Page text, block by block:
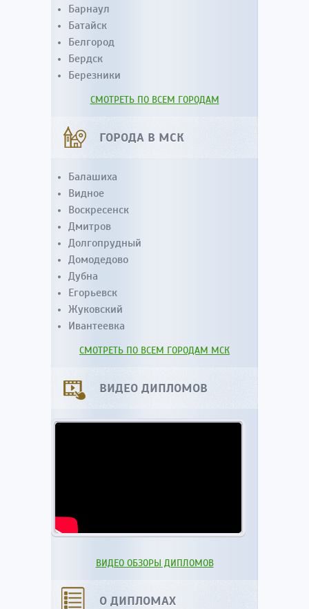
Барнаул
Батайск
Белгород
Бердск
Березники
СМОТРЕТЬ ПО ВСЕМ ГОРОДАМ
ГОРОДА В МСК
Балашиха
Видное
Воскресенск
Дмитров
Долгопрудный
Домодедово
Дубна
Егорьевск
Жуковский
Ивантеевка
СМОТРЕТЬ ПО ВСЕМ ГОРОДАМ МСК
ВИДЕО ДИПЛОМОВ
ВИДЕО ОБЗОРЫ ДИПЛОМОВ
О ДИПЛОМАХ